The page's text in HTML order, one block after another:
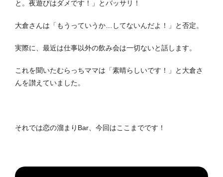
と。夜遊びはダメです！」とバッサリ！
大倉さんは「もうっていうか…してないんだよ！」と否定。
実際に、最近は仕事以外の飲み会は一切ないと話します。
これを聞いたむらっちママは「素晴らしいです！」と大倉さ
んを讃えていました。
それでは恋の溜まりBar、今回はここまでです！